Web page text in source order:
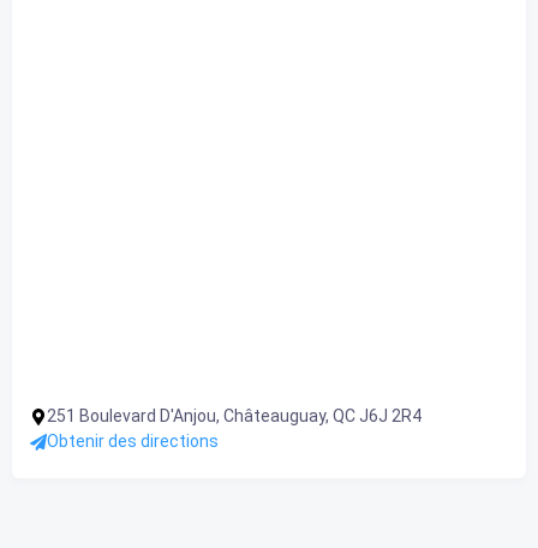
251 Boulevard D'Anjou, Châteauguay, QC J6J 2R4
Obtenir des directions